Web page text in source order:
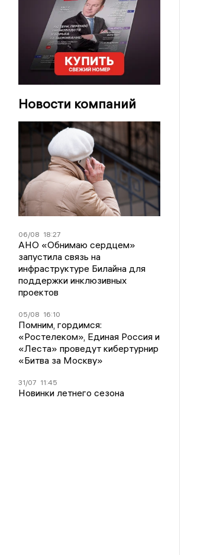
Новости компаний
06/08 18:27
АНО «Обнимаю сердцем»
запустила связь на
инфраструктуре Билайна для
поддержки инклюзивных
проектов
05/08 16:10
Помним, гордимся:
«Ростелеком», Единая Россия и
«Леста» проведут кибертурнир
«Битва за Москву»
31/07 11:45
Новинки летнего сезона